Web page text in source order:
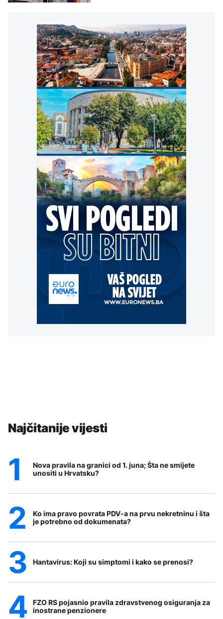
Najčitanije vijesti
Nova pravila na granici od 1. juna; Šta ne smijete
unositi u Hrvatsku?
Ko ima pravo povrata PDV-a na prvu nekretninu i šta
je potrebno od dokumenata?
Hantavirus: Koji su simptomi i kako se prenosi?
FZO RS pojasnio pravila zdravstvenog osiguranja za
inostrane penzionere